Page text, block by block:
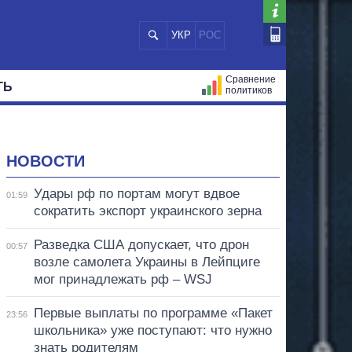
УКР РОС
Сравнение
политиков
НОВОСТИ
01:59
Удары рф по портам могут вдвое
сократить экспорт украинского зерна
00:57
Разведка США допускает, что дрон
возле самолета Украины в Лейпциге
мог принадлежать рф – WSJ
23:56
Первые выплаты по программе «Пакет
школьника» уже поступают: что нужно
знать родителям